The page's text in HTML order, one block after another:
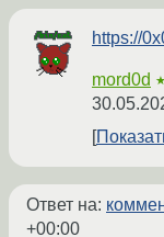
https://
mord0d
Ответ на:
+00:00